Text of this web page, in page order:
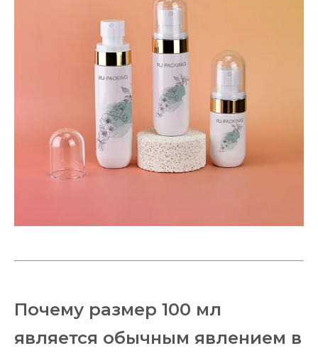
Почему размер 100 мл
является обычным явлением в